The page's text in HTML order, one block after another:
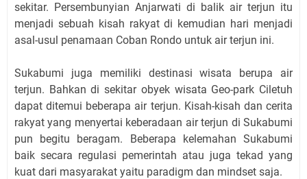
sekitar. Persembunyian Anjarwati di balik air terjun itu
menjadi sebuah kisah rakyat di kemudian hari menjadi
asal-usul penamaan Coban Rondo untuk air terjun ini.
Sukabumi juga memiliki destinasi wisata berupa air
terjun. Bahkan di sekitar obyek wisata Geo-park Ciletuh
dapat ditemui beberapa air terjun. Kisah-kisah dan cerita
rakyat yang menyertai keberadaan air terjun di Sukabumi
pun begitu beragam. Beberapa kelemahan Sukabumi
baik secara regulasi pemerintah atau juga tekad yang
kuat dari masyarakat yaitu paradigm dan mindset saja.